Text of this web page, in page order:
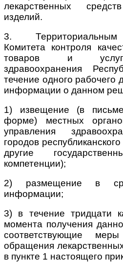
лекарственных
изделий.
3. Территориальным
Комитета контроля
товаров и услуг
здравоохранения
течение одного рабочего
информации о данном
1) извещение (в
форме) местных
управления
городов
другие
компетенции);
2) размещение в
информации;
3) в течение тридцати
момента получения
соответствующие
обращения
в пункте 1 настоящего